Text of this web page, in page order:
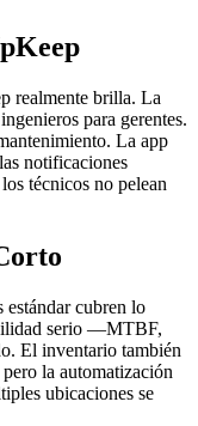
realmente brilla. La
para gerentes.
La app
notificaciones
técnicos no pelean
estándar cubren lo
serio —MTBF,
El inventario también
la automatización
ubicaciones se